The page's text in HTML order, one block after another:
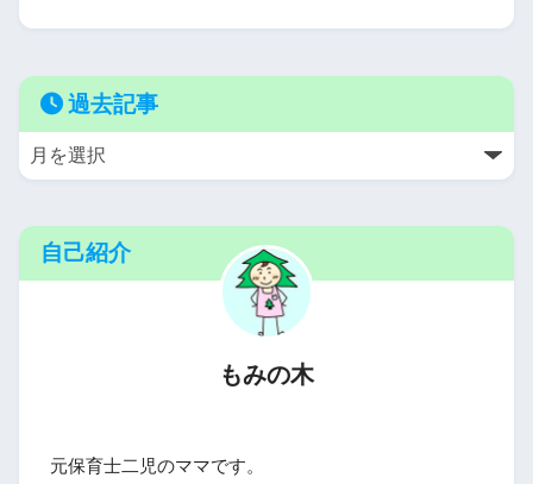
過去記事
自己紹介
もみの木
元保育士二児のママです。